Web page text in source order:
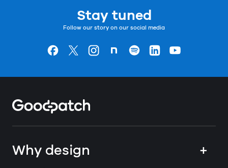
Stay tuned
Follow our story on our social media
Goodpatchの
ページ
Goodpatchの
ページ
Goodpatchの
ページGoodpatchの
ページ
Goodpatchの
ページ
Goodpatchの
ページ
Goodpatchの
Why design
+